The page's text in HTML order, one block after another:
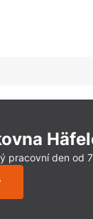
pracovní den od